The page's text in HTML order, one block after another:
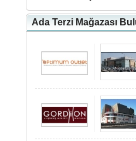
Ada Terzi Mağazası